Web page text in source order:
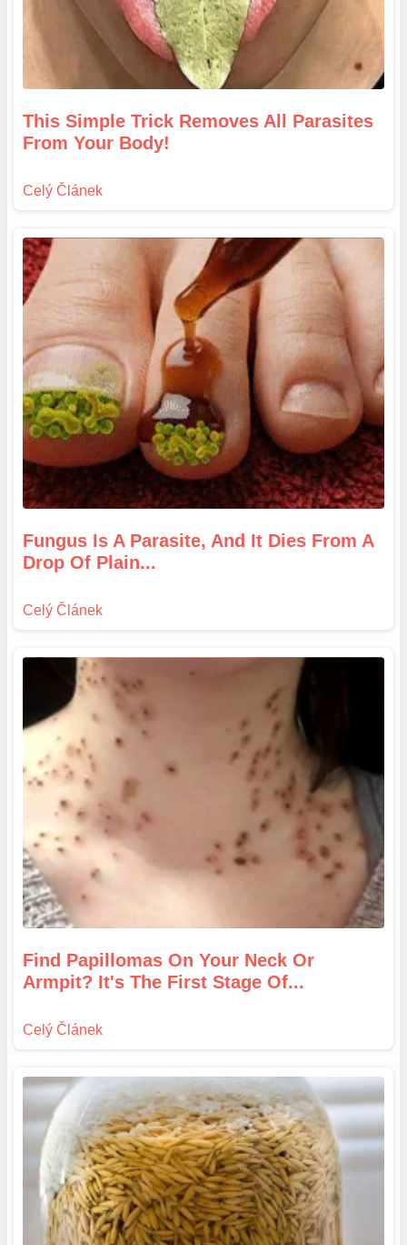
This Simple Trick Removes All Parasites
From Your Body!
Fungus Is A Parasite, And It Dies From A
Drop Of Plain...
Find Papillomas On Your Neck Or
Armpit? It's The First Stage Of...